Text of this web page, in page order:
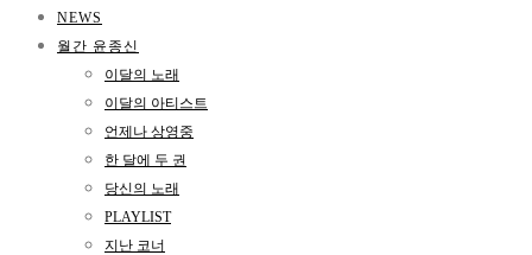
NEWS
월간 윤종신
이달의 노래
이달의 아티스트
언제나 상영중
한 달에 두 권
당신의 노래
PLAYLIST
지난 코너